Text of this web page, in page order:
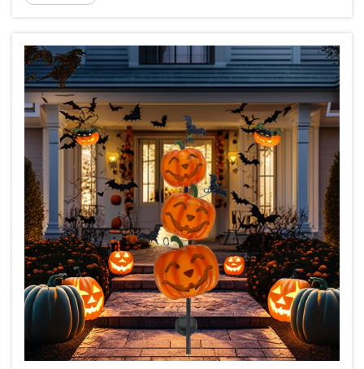
Essas luminárias são muito fáceis de instalar,
absorverem a luz solar durante o dia, e, quando
escurece...